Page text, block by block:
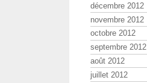
décembre 2012
novembre 2012
octobre 2012
septembre 2012
août 2012
juillet 2012